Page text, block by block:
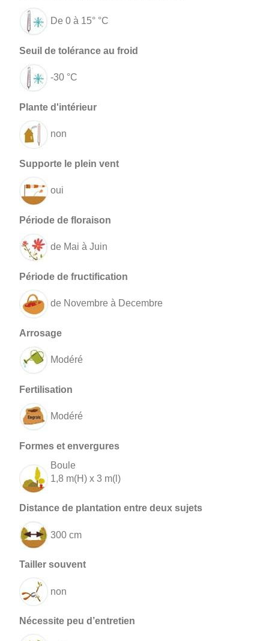
De 0 à 15° °C
-30 °C
non
oui
de Mai à Juin
de Novembre à Decembre
Modéré
Modéré
Boule
1,8 m(H) x 3 m(l)
300 cm
non